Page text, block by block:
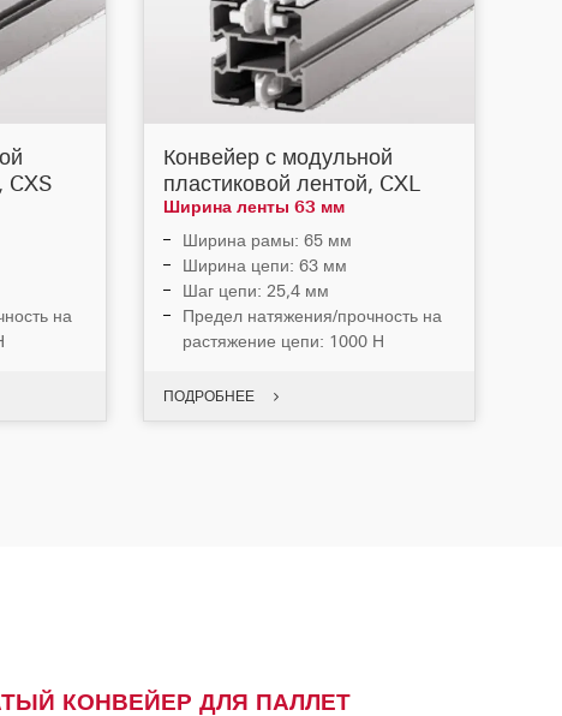
CXS
на
Конвейер с модульной
пластиковой лентой, CXL
Ширина ленты 63 мм
Ширина рамы: 65 мм
Ширина цепи: 63 мм
Шаг цепи: 25,4 мм
Предел натяжения/прочность на
растяжение цепи: 1000 Н
ПОДРОБНЕЕ
КОНВЕЙЕР ДЛЯ ПАЛЛЕТ